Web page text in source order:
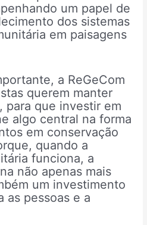
um papel de
dos sistemas
em paisagens
a ReGeCom
querem manter
para que investir em
algo central na forma
em conservação
quando a
funciona, a
não apenas mais
um investimento
as pessoas e a